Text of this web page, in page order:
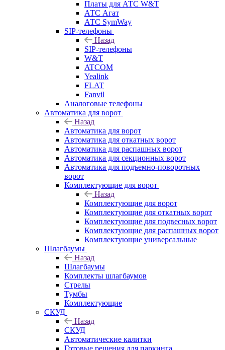
Платы для АТС W&T
АТС Агат
АТС SymWay
SIP-телефоны
Назад
SIP-телефоны
W&T
ATCOM
Yealink
FLAT
Fanvil
Аналоговые телефоны
Автоматика для ворот
Назад
Автоматика для ворот
Автоматика для откатных ворот
Автоматика для распашных ворот
Автоматика для секционных ворот
Автоматика для подъемно-поворотных
ворот
Комплектующие для ворот
Назад
Комплектующие для ворот
Комплектующие для откатных ворот
Комплектующие для подвесных ворот
Комплектующие для распашных ворот
Комплектующие универсальные
Шлагбаумы
Назад
Шлагбаумы
Комплекты шлагбаумов
Стрелы
Тумбы
Комплектующие
СКУД
Назад
СКУД
Автоматические калитки
Готовые решения для паркинга